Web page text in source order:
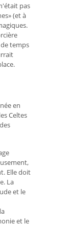
pas
(et à
temps
en
Celtes
Elle doit
La
et le
et le